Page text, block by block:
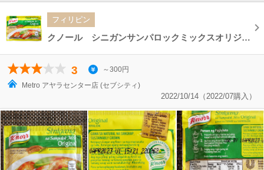
フィリピン
クノール シニガンサンパロックミックスオリジナル Sinigang Sa Sampalok Mix Original
3
～300円
Metro アヤラセンター店 (セブシティ)
2022/10/14（2022/07購入）